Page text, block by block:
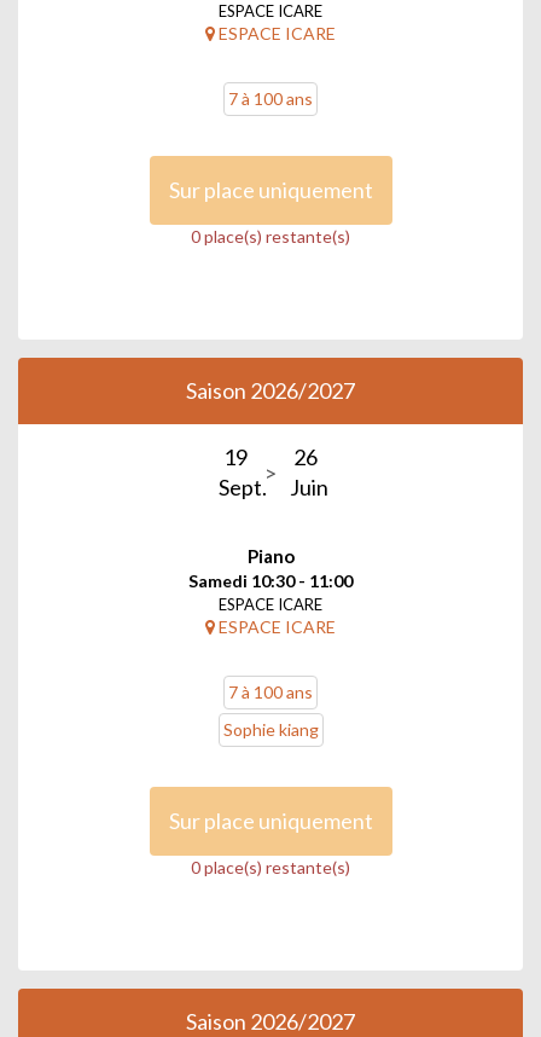
ESPACE ICARE
ESPACE ICARE
7 à 100 ans
Sur place uniquement
0 place(s) restante(s)
Saison 2026/2027
19
Sept.
26
Juin
Piano
Samedi 10:30 - 11:00
ESPACE ICARE
ESPACE ICARE
7 à 100 ans
Sophie kiang
Sur place uniquement
0 place(s) restante(s)
Saison 2026/2027